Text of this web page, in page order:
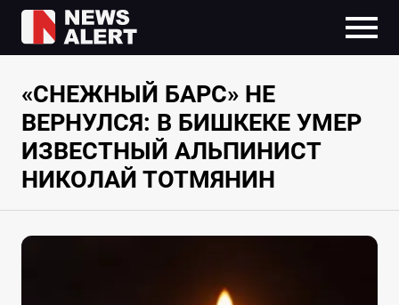
«СНЕЖНЫЙ БАРС» НЕ
ВЕРНУЛСЯ: В БИШКЕКЕ УМЕР
ИЗВЕСТНЫЙ АЛЬПИНИСТ
НИКОЛАЙ ТОТМЯНИН